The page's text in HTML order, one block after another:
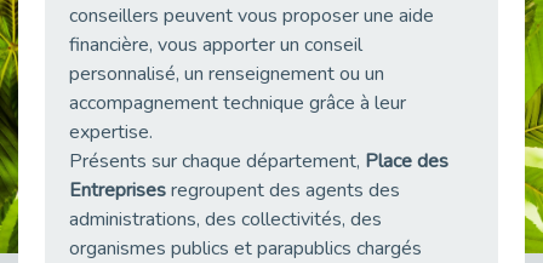
Le taux d’emploi direct dans la fonction publique dépasse 6 % en 2025
Publié le 04/05/2026
Publié le 01/05/2026
Témoignage : Le parcours de Marc, 44 ans
Publié le 30/04/2026
Publié le 29/04/2026
conseillers peuvent vous proposer une aide
financière, vous apporter un conseil
personnalisé, un renseignement ou un
accompagnement technique grâce à leur
expertise.
Présents sur chaque département, Place des
Entreprisesregroupent des agents des
administrations, des collectivités, des
organismes publics et parapublics chargés